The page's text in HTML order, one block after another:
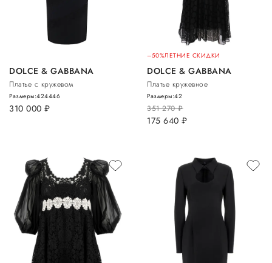
DOLCE & GABBANA
Платье с кружевом
310 000 руб.
Размеры:424446
–50%ЛЕТНИЕ СКИДКИ
DOLCE & GABBANA
Платье кружевное
351 270руб.
175 640 руб.
Размеры:42